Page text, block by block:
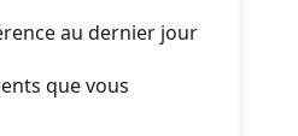
au dernier jour
que vous